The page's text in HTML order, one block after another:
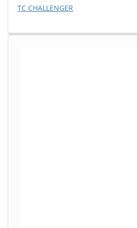
TC CHALLENGER